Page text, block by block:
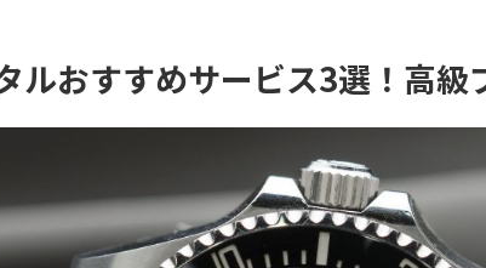
ルおすすめサービス3選！高級